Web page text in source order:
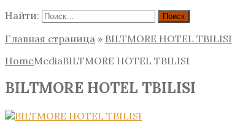
Найти:
Главная страница » BILTMORE HOTEL TBILISI
HomeMediaBILTMORE HOTEL TBILISI
BILTMORE HOTEL TBILISI